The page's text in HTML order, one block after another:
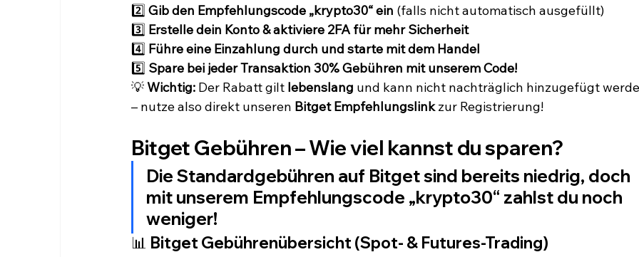
2️⃣ Gib den Empfehlungscode „krypto30“ ein (falls nicht automatisch ausgefüllt)
3️⃣ Erstelle dein Konto & aktiviere 2FA für mehr Sicherheit
4️⃣ Führe eine Einzahlung durch und starte mit dem Handel
5️⃣ Spare bei jeder Transaktion 30% Gebühren mit unserem Code!
💡 Wichtig: Der Rabatt gilt lebenslang und kann nicht nachträglich hinzugefügt
– nutze also direkt unseren Bitget Empfehlungslink zur Registrierung!
Bitget Gebühren – Wie viel kannst du sparen?
Die Standardgebühren auf Bitget sind bereits niedrig, doch
mit unserem Empfehlungscode „krypto30“ zahlst du noch
weniger!
📊 Bitget Gebührenübersicht (Spot- & Futures-Trading)